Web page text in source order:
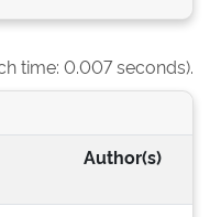
time: 0.007 seconds).
Author(s)